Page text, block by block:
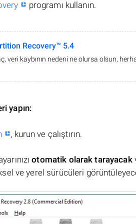
programı kullanın.
Recovery™ 5.4
veri kaybının nedeni ne olursa olsun,
yapın:
, kurun ve çalıştırın.
otomatik olarak tarayacak
ve yerel sürücüleri